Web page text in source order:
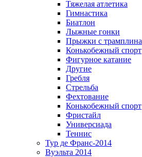
Тяжелая атлетика
Гимнастика
Биатлон
Лыжные гонки
Прыжки с трамплина
Конькобежный спорт
Фигурное катание
Другие
Гребля
Стрельба
Фехтование
Конькобежный спорт
Фристайл
Универсиада
Теннис
Тур де Франс-2014
Вуэльта 2014